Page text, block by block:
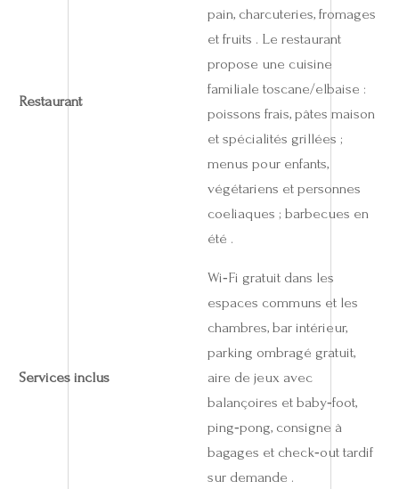
Restaurant
pain, charcuteries, fromages
et fruits . Le restaurant
propose une cuisine
familiale toscane/elbaise :
poissons frais, pâtes maison
et spécialités grillées ;
menus pour enfants,
végétariens et personnes
coeliaques ; barbecues en
été .
Services inclus
Wi‑Fi gratuit dans les
espaces communs et les
chambres, bar intérieur,
parking ombragé gratuit,
aire de jeux avec
balançoires et baby‑foot,
ping‑pong, consigne à
bagages et check‑out tardif
sur demande .